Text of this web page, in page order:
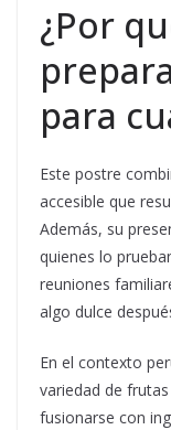
¿Por
para
Este postre
accesible que
Además, su
quienes lo
reuniones
algo dulce
En el contexto
variedad de
fusionarse con